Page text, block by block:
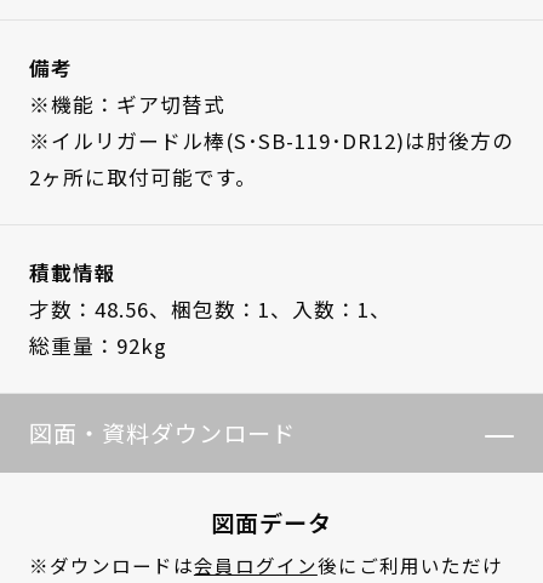
備考
※機能：ギア切替式
※イルリガードル棒(S･SB-119･DR12)は肘後方の
2ヶ所に取付可能です。
積載情報
才数：48.56、 梱包数：1、
入数：1、
総重量：92kg
図面・資料ダウンロード
図面データ
※ダウンロードは会員ログイン後にご利用いただけ